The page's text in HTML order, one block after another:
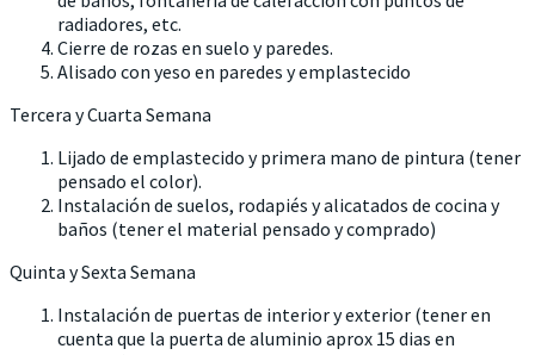
radiadores, etc.
Cierre de rozas en suelo y paredes.
Alisado con yeso en paredes y emplastecido
Tercera y Cuarta Semana
Lijado de emplastecido y primera mano de pintura (tener
pensado el color).
Instalación de suelos, rodapiés y alicatados de cocina y
baños (tener el material pensado y comprado)
Quinta y Sexta Semana
Instalación de puertas de interior y exterior (tener en
cuenta que la puerta de aluminio aprox 15 dias en